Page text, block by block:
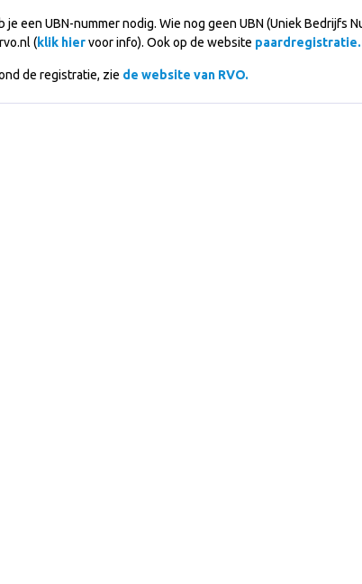
een UBN-nummer nodig. Wie nog geen UBN (Uniek Bedrijfs
(klik hiervoor info). Ook op de website
de registratie, zie de website van RVO.